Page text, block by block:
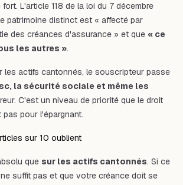
L'article 118 de la loi du 7 décembre
patrimoine distinct est « affecté par
des créances d'assurance » et que « ce
les autres ».
les actifs cantonnés, le souscripteur passe
la sécurité sociale et même les
C'est un niveau de priorité que le droit
pour l'épargnant.
sur 10 oublient
que sur les actifs cantonnés. Si ce
suffit pas et que votre créance doit se